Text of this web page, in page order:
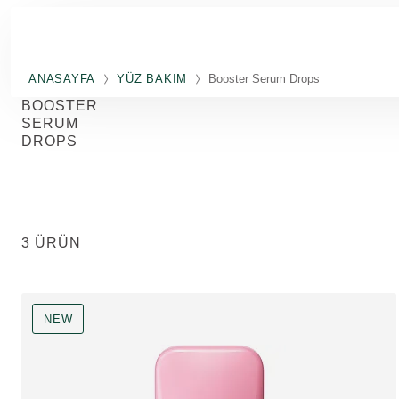
ANASAYFA YÜZ BAKIM Booster Serum Drops
BOOSTER
SERUM
DROPS
3 ÜRÜN
NEW